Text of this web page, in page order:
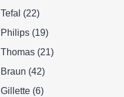
Tefal (22)
Philips (19)
Thomas (21)
Braun (42)
Gillette (6)